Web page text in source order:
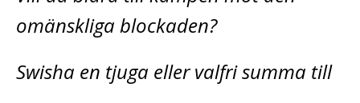
omänskliga blockaden?
Swisha en tjuga eller valfri summa till